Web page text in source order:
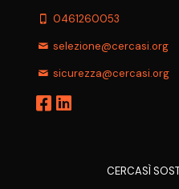
0461260053
selezione@cercasi.org
sicurezza@cercasi.org
CERCASÌ